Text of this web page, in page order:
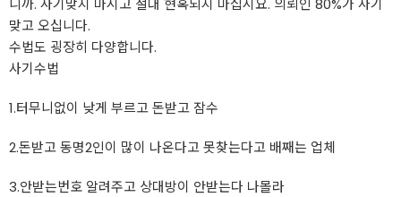
니까. 사기맞지 마시고 절대 현혹되지 마십시요. 의뢰인 80%가 사기
맞고 오십니다.
수법도 굉장히 다양합니다.
사기수법
1.터무니없이 낮게 부르고 돈받고 잠수
2.돈받고 동명2인이 많이 나온다고 못찾는다고 배째는 업체
3.안받는번호 알려주고 상대방이 안받는다 나몰라